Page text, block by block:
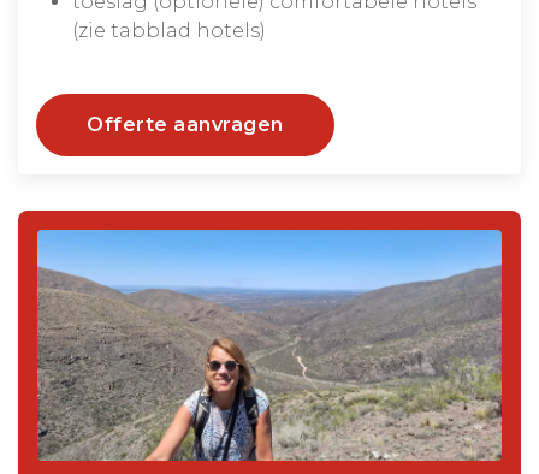
(zie tabblad hotels)
Offerte aanvragen